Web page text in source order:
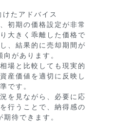
たアドバイス
初期の価格設定が非常
大きく乖離した価格で
、結果的に売却期間が
があります。
場と比較しても現実的
産価値を適切に反映し
です。
を見ながら、必要に応
行うことで、納得感の
待できます。